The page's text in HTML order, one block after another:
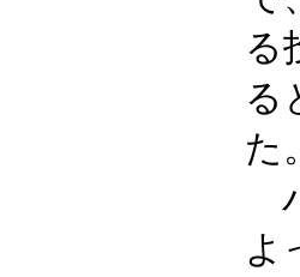
る
る
た
よ